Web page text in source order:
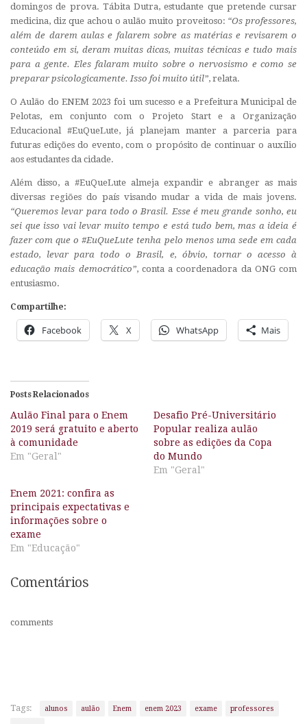
domingos de prova. Tábita Dutra, estudante que pretende cursar
medicina, diz que achou o aulão muito proveitoso: “Os professores,
além de darem aulas e falarem sobre as matérias e revisarem o
conteúdo em si, deram muitas dicas, muitas técnicas e tudo mais
para a gente. Eles falaram muito sobre o nervosismo e como se
preparar psicologicamente. Isso foi muito útil”, relata.
O Aulão do ENEM 2023 foi um sucesso e a Prefeitura Municipal de
Pelotas, em conjunto com o Projeto Start e a Organização
Educacional #EuQueLute, já planejam manter a parceria para
futuras edições do evento, com o propósito de continuar o auxílio
aos estudantes da cidade.
Além disso, a #EuQueLute almeja expandir e abranger as mais
diversas regiões do país visando mudar a vida de mais jovens.
“Queremos levar para todo o Brasil. Esse é meu grande sonho, eu
sei que isso vai levar muito tempo e está tudo bem, mas a ideia é
fazer com que o #EuQueLute tenha pelo menos uma sede em cada
estado, levar para todo o Brasil, e, óbvio, tornar o acesso à
educação mais democrático”, conta a coordenadora da ONG com
entusiasmo.
Compartilhe:
Facebook X WhatsApp Mais
Posts Relacionados
Aulão Final para o Enem
2019 será gratuito e aberto
à comunidade
Em "Geral"
Desafio Pré-Universitário
Popular realiza aulão
sobre as edições da Copa
do Mundo
Em "Geral"
Enem 2021: confira as
principais expectativas e
informações sobre o
exame
Em "Educação"
Comentários
comments
Tags: alunos aulão Enem enem 2023 exame
professores